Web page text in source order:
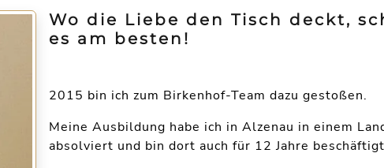
Wo die Liebe den Tisch deckt,
es am besten!
2015 bin ich zum Birkenhof-Team dazu gestoßen.
Meine Ausbildung habe ich in Alzenau in einem
absolviert und bin dort auch für 12 Jahre